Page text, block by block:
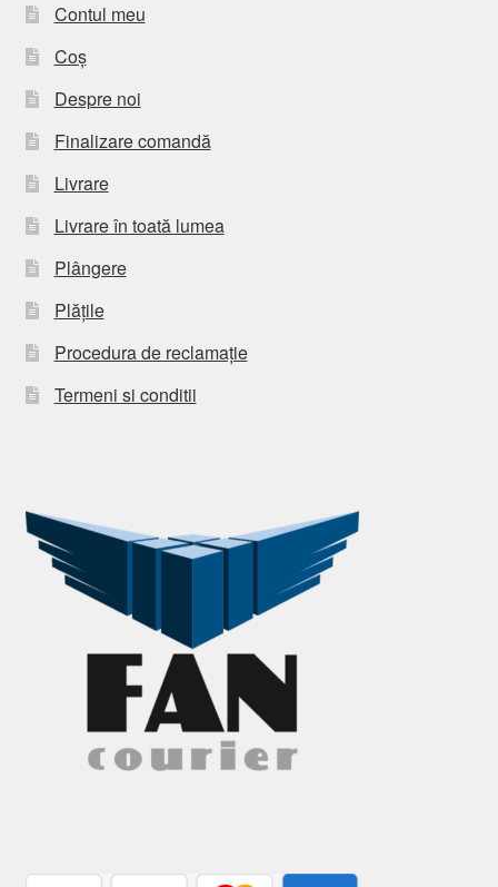
Contul meu
Coș
Despre noi
Finalizare comandă
Livrare
Livrare în toată lumea
Plângere
Plățile
Procedura de reclamație
Termeni si conditii